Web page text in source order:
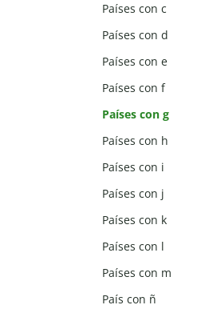
Países con c
Países con d
Países con e
Países con f
Países con g
Países con h
Países con i
Países con j
Países con k
Países con l
Países con m
País con ñ